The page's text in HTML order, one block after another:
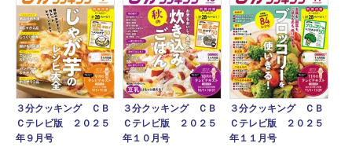
３分クッキング ＣＢ
Ｃテレビ版 ２０２５
年９月号
３分クッキング ＣＢ
Ｃテレビ版 ２０２５
年１０月号
３分クッキング ＣＢ
Ｃテレビ版 ２０２５
年１１月号